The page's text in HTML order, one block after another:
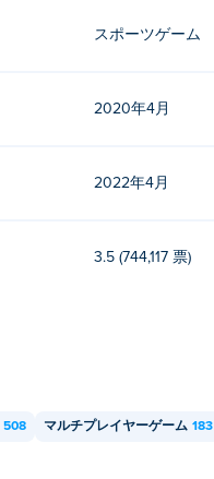
スポーツゲーム
2020年4月
2022年4月
3.5 (744,117 票)
508 マルチプレイヤーゲーム 183